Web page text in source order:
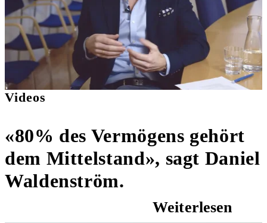
Videos
«80% des Vermögens gehört
dem Mittelstand», sagt Daniel
Waldenström.
Weiterlesen